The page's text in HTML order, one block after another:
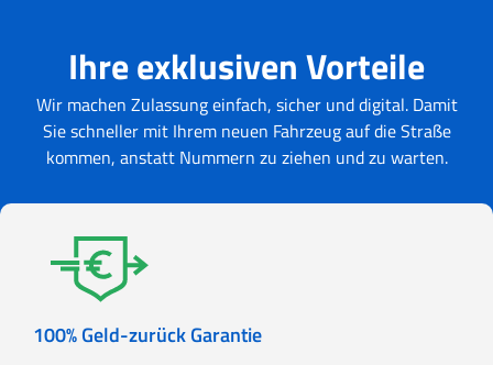
Ihre exklusiven Vorteile
Wir machen Zulassung einfach, sicher und digital. Damit
Sie schneller mit Ihrem neuen Fahrzeug auf die Straße
kommen, anstatt Nummern zu ziehen und zu warten.
100% Geld-zurück Garantie